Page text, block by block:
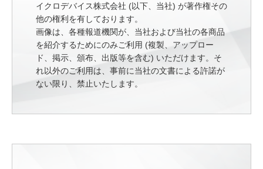
イクロデバイス株式会社 (以下、当社) が著作権その
他の権利を有しております。
画像は、各種報道機関が、当社および当社の各商品
を紹介するためにのみご利用 (複製、アップロー
ド、掲示、頒布、出版等を含む) いただけます。そ
れ以外のご利用は、事前に当社の文書による許諾が
ない限り、禁止いたします。